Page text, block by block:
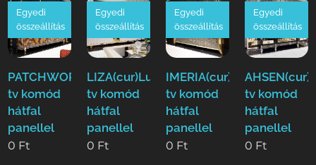
PATCHWORK(cur)Luxus
tv komód
hátfal
panellel
Egyedi
összeállítás
0 Ft
LIZA(cur)Luxus
tv komód
hátfal
panellel
Egyedi
összeállítás
0 Ft
IMERIA(cur)Luxus
tv komód
hátfal
panellel
Egyedi
összeállítás
0 Ft
tv komód
hátfal
panellel
Egyedi
összeállítás
0 Ft